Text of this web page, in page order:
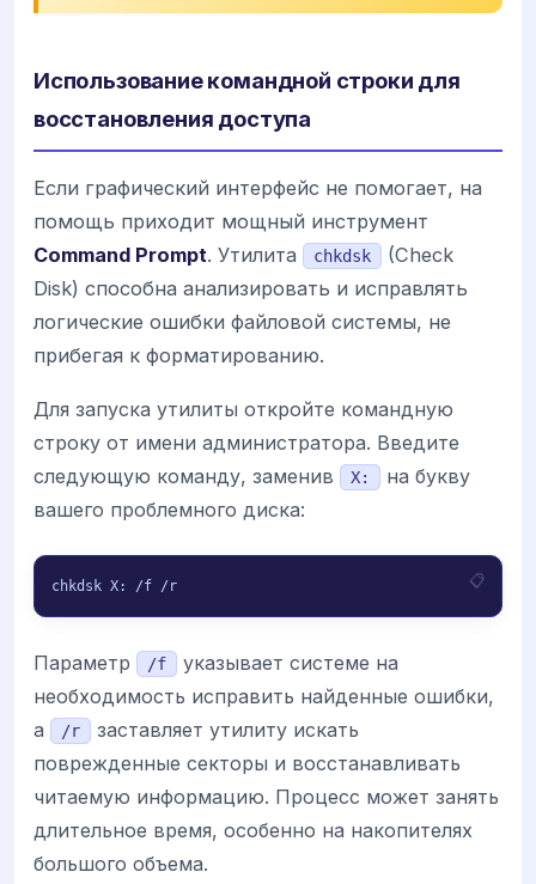
Использование командной строки для
восстановления доступа
Если графический интерфейс не помогает, на
помощь приходит мощный инструмент
Command Prompt. Утилита chkdsk
(Check
Disk) способна анализировать и исправлять
логические ошибки файловой системы, не
прибегая к форматированию.
Для запуска утилиты откройте командную
строку от имени администратора. Введите
следующую команду, заменив
X:
на букву
вашего проблемного диска:
chkdsk X: /f /r
Параметр /f
указывает системе на
необходимость исправить найденные ошибки,
а
/r
заставляет утилиту искать
поврежденные секторы и восстанавливать
читаемую информацию. Процесс может занять
длительное время, особенно на накопителях
большого объема.